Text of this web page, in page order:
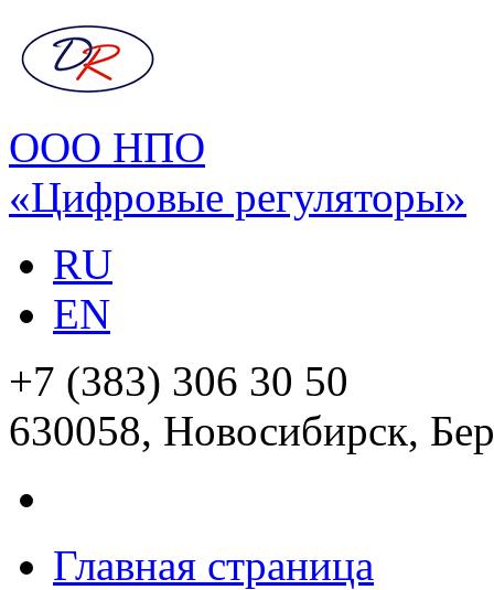
ООО НПО
«Цифровые регуляторы»
RU
EN
+7 (383) 306 30 50
630058, Новосибирск,
Главная страница